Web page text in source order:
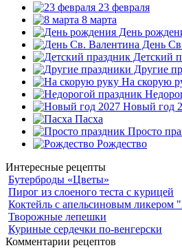
23 февраля
8 марта
День
День
Детский
Другие
На скорую
Новый год
Пасха
Просто
Рождество
Интересные рецепты
Бутерброды «Цветы»
Пирог из слоеного теста с курицей
Коктейль с апельсиновым ликером
Творожные лепешки
Куриные сердечки по-венгерски
Комментарии рецептов